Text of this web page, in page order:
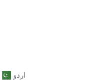
اردو